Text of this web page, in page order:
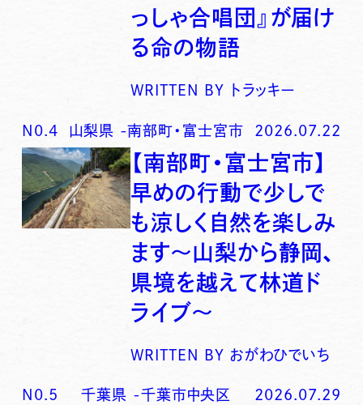
っしゃ合唱団』が届け
る命の物語
WRITTEN BY トラッキー
N0. 4 山梨県 -南部町・富士宮市 2026.07.22
【南部町・富士宮市】
早めの行動で少しで
も涼しく自然を楽しみ
ます〜山梨から静岡、
県境を越えて林道ド
ライブ〜
WRITTEN BY おがわひでいち
N0. 5 千葉県 -千葉市中央区 2026.07.29